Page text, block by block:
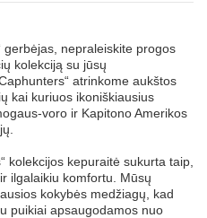
gerbėjas, nepraleiskite progos
kolekciją su jūsų
atrinkome aukštos
kai kuriuos ikoniškiausius
voro ir Kapitono Amerikos
kolekcijos kepuraitė sukurta taip,
ilgalaikiu komfortu. Mūsų
kokybės medžiagų, kad
puikiai apsaugodamos nuo